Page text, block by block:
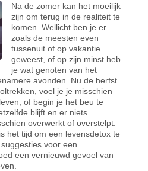
Na de zomer kan het moeilijk
zijn om terug in de realiteit te
komen. Wellicht ben je er
zoals de meesten even
tussenuit of op vakantie
geweest, of op zijn minst heb
je wat genoten van het
avonden. Nu de herfst
voel je je misschien
of begin je het beu te
blijft en er niets
overwerkt of overstelpt.
het tijd om een levensdetox te
voor een
een vernieuwd gevoel van